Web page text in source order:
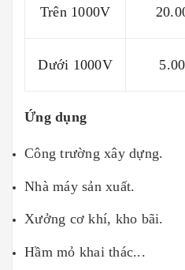
Trên 1000V
Dưới 1000V
Ứng dụng
Công trường xây dựng.
Nhà máy sản xuất.
Xưởng cơ khí, kho bãi.
Hầm mỏ khai thác...